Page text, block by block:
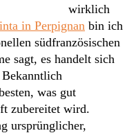
wirklich
in Perpignan bin ich
südfranzösischen
sagt, es handelt sich
was gut
zubereitet wird.
ursprünglicher,